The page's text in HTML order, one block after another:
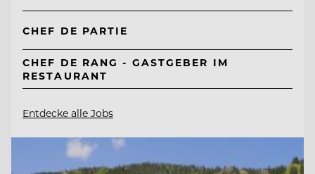
CHEF DE PARTIE
CHEF DE RANG - GASTGEBER IM
RESTAURANT
Entdecke alle Jobs